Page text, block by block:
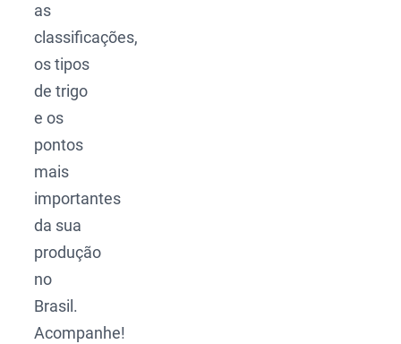
as
classificações,
os tipos
de trigo
e os
pontos
mais
importantes
da sua
produção
no
Brasil.
Acompanhe!